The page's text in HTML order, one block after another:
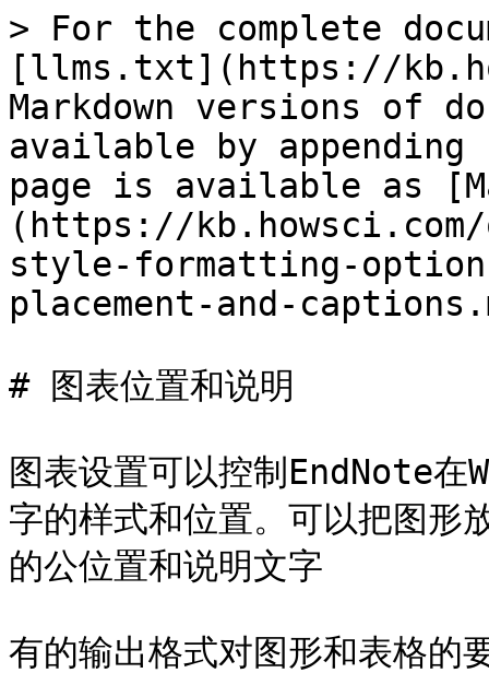
> For the complete
[llms.txt](https://
Markdown versions of
available by
page is available as
(https://
style-formatting-
placement-and-
# 图表位置和说明
图表设置可以控制EndNote在
字的样式和位置。可以把图形
的公位置和说明文字
有的输出格式对图形和表格的